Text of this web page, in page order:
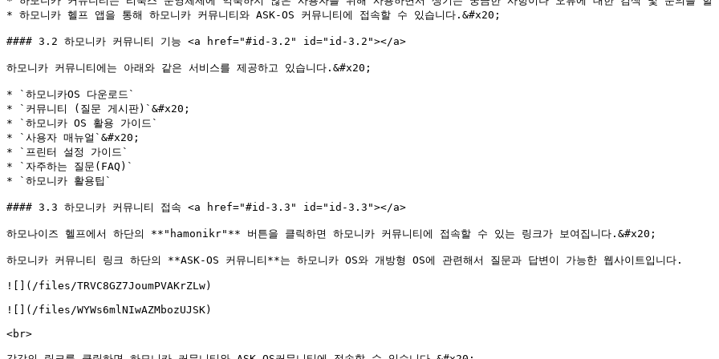
* 하모니카 헬프 앱을 통해 하모니카 커뮤니티와 ASK-OS 커뮤니티에 접속할 수 있습니다.&#x20;
#### 3.2 하모니카 커뮤니티 기능 <a href="#id-3.2" id="id-3.2"></a>
하모니카 커뮤니티에는 아래와 같은 서비스를 제공하고 있습니다.&#x20;
* `하모니카OS 다운로드`
* `커뮤니티 (질문 게시판)`&#x20;
* `하모니카 OS 활용 가이드`
* `사용자 매뉴얼`&#x20;
* `프린터 설정 가이드`
* `자주하는 질문(FAQ)`
* `하모니카 활용팁`
#### 3.3 하모니카 커뮤니티 접속 <a href="#id-3.3" id="id-3.3"></a>
하모나이즈 헬프에서 하단의 **"hamonikr"** 버튼을 클릭하면 하모니카 커뮤니티에 접속할 수 있는 링크가 보여집니다.&#x20;
하모니카 커뮤니티 링크 하단의 **ASK-OS 커뮤니티**는 하모니카 OS와 개방형 OS에 관련해서 질문과 답변이 가능한 웹사이트입니다.
![](/files/TRVC8GZ7JoumPVAKrZLw)
![](/files/WYWs6mlNIwAZMbozUJSK)
<br>